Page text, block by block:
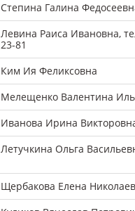
Степина Галина
Левина Раиса Ивановна,
23-81
Ким Ия Феликсовна
Мелещенко Валентина
Иванова Ирина
Летучкина Ольга
Щербакова Елена